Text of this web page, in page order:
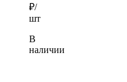
₽/
шт
В
наличии